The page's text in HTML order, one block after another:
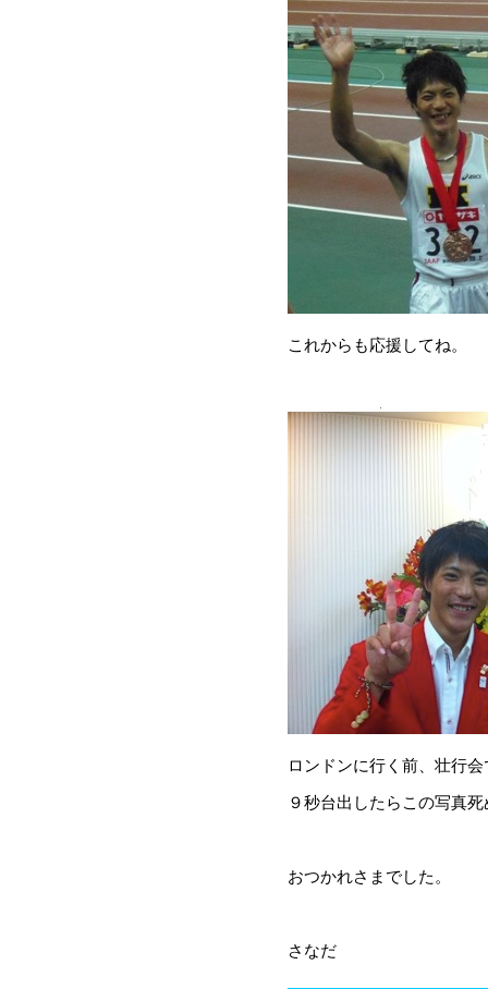
これからも応援してね。
ロンドンに行く前、壮行
９秒台出したらこの写真
おつかれさまでした。
さなだ